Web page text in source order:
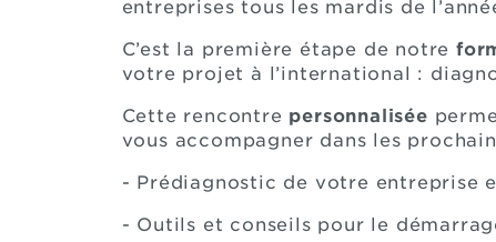
entreprises tous les mardis de
C’est la première étape de notre
votre projet à l’international :
Cette rencontre personnalisée
vous accompagner dans les
- Prédiagnostic de votre entreprise
- Outils et conseils pour le